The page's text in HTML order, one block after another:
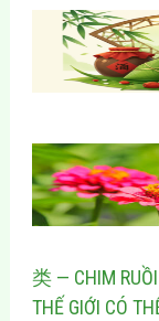
类 — CHIM
THẾ GIỚI CÓ